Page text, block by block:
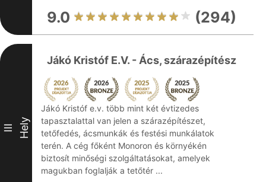
9.0 (294)
III Hely
Jákó Kristóf E.V. - Ács, szárazépítész
Jákó Kristóf e.v. több mint két évtizedes
tapasztalattal van jelen a szárazépítészet,
tetőfedés, ácsmunkák és festési munkálatok
terén. A cég főként Monoron és környékén
biztosít minőségi szolgáltatásokat, amelyek
magukban foglalják a tetőtér ...